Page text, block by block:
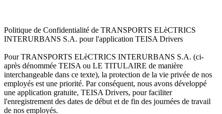
Politique de Confidentialité de TRANSPORTS ELèCTRICS
INTERURBANS S.A. pour l'application TEISA Drivers
Pour TRANSPORTS ELèCTRICS INTERURBANS S.A. (ci-
après dénommée TEISA ou LE TITULAIRE de manière
interchangeable dans ce texte), la protection de la vie privée de nos
employés est une priorité. Par conséquent, nous avons développé
une application gratuite, TEISA Drivers, pour faciliter
l'enregistrement des dates de début et de fin des journées de travail
de nos employés.